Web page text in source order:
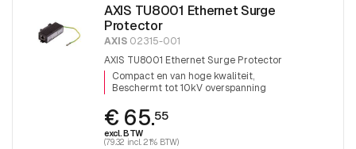
AXIS TU8001 Ethernet Surge
Protector
AXIS 02315-001
AXIS TU8001 Ethernet Surge Protector
Compact en van hoge kwaliteit
Beschermt tot 10kV overspanning
€ 65.55
excl. BTW
(79.32 incl. 21% BTW)